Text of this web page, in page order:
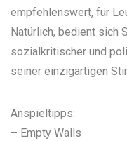
empfehlenswert, für
Natürlich, bedient sich
sozialkritischer und
seiner einzigartigen
Anspieltipps:
– Empty Walls